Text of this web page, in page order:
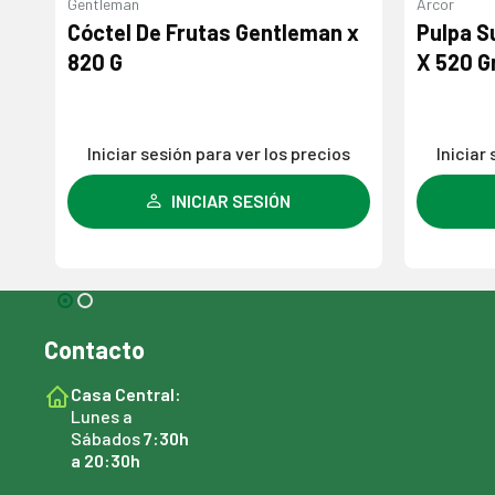
Arcor
Pulpa Suave De Tomate Arcor
X 520 Gr
Iniciar sesión para ver los precios
INICIAR SESIÓN
Arcor
Pure
G
Iniciar
Contacto
Casa Central:
Lunes a
Sábados7:30h
a 20:30h